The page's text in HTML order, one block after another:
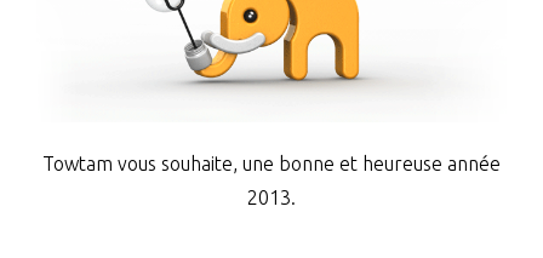
Towtam vous souhaite, une bonne et heureuse année
2013.